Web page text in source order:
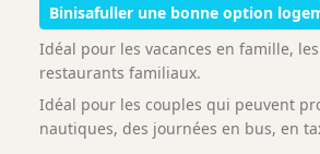
Binisafuller une bonne option
Idéal pour les vacances en famille,
restaurants familiaux.
Idéal pour les couples qui peuvent
nautiques, des journées en bus, en